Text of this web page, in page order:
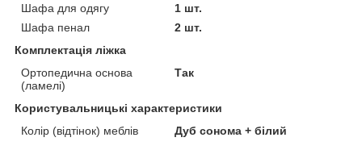
Шафа для одягу
1 шт.
Шафа пенал
2 шт.
Комплектація ліжка
Ортопедична основа
(ламелі)
Так
Користувальницькі характеристики
Колір (відтінок) меблів
Дуб сонома + білий